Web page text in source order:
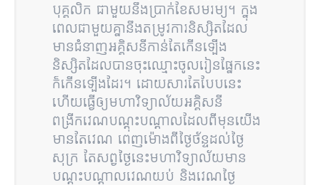
បុគ្គលិក ជាមួយនឹងប្រាក់ខែសមរម្យ។ ក្នុង
ពេលជាមួយគ្នានឹងតម្រូវការនិស្សិតដែល
មានជំនាញអគ្គិសនីកាន់តែកើនឡើង
និស្សិតដែលបានចុះឈ្មោះចូលរៀនផ្នែកនេះ
ក៏កើនឡើងដែរ។ ដោយសារតែបែបនេះ
ហើយធ្វើឲ្យមហាវិទ្យាល័យអគ្គិសនី
ពង្រីកវេណបណ្តុះបណ្តាលដែលពីមុនយើង
មានតែវេណ ពេញម៉ោងពីថ្ងៃច័ន្ទដល់ថ្ងៃ
សុក្រ តែសព្វថ្ងៃនេះមហាវិទ្យាល័យមាន
បណ្តុះបណ្តាលវេណយប់ និងវេណថ្ងៃ